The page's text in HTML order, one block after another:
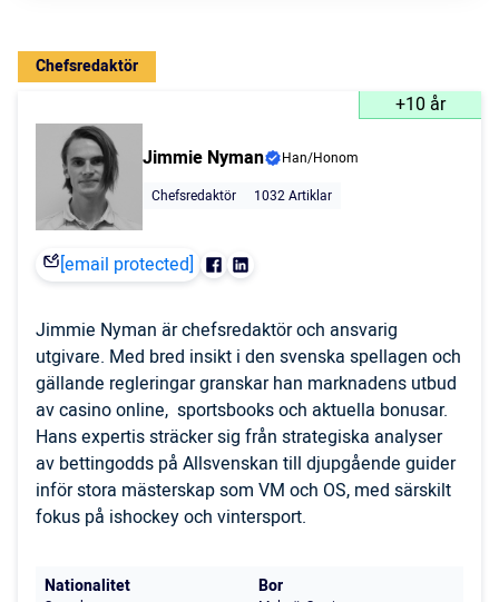
Chefsredaktör
+10 år
Jimmie Nyman
Han/Honom
Chefsredaktör
1032 Artiklar
[email protected]
Jimmie Nyman är chefsredaktör och ansvarig
utgivare. Med bred insikt i den svenska spellagen och
gällande regleringar granskar han marknadens utbud
av casino online, sportsbooks och aktuella bonusar.
Hans expertis sträcker sig från strategiska analyser
av bettingodds på Allsvenskan till djupgående guider
inför stora mästerskap som VM och OS, med särskilt
fokus på ishockey och vintersport.
Nationalitet Bor